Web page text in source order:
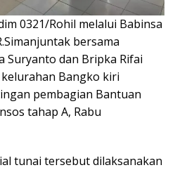
0321/Rohil melalui Babinsa
bersama
Suryanto dan Bripka Rifai
Bangko kiri
pembagian Bantuan
tahap A, Rabu
tunai tersebut dilaksanakan